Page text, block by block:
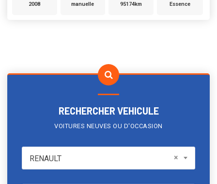
2008 manuelle 95174km Essence
RECHERCHER VEHICULE
VOITURES NEUVES OU D'OCCASION
RENAULT ×
RENAULT